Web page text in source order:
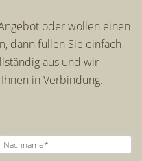
oder wollen einen
dann füllen Sie einfach
aus und wir
in Verbindung.